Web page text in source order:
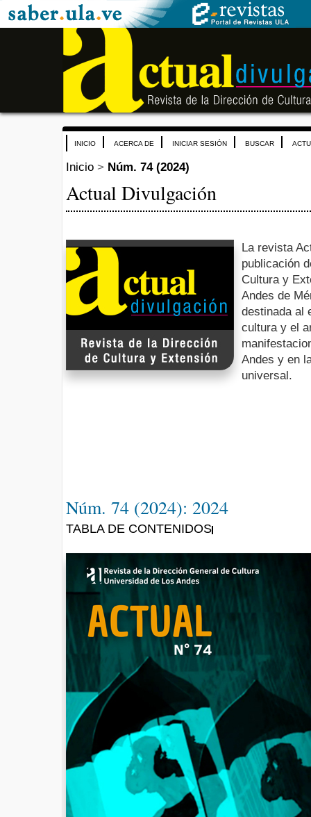
INICIO ACERCA DE INICIAR SESIÓN BUSCAR
Inicio > Núm. 74 (2024)
Actual Divulgación
La revista
publicación
Cultura y
Andes de
destinada al
cultura y el
Andes y en
universal.
Núm. 74 (2024): 2024
TABLA DE CONTENIDOS